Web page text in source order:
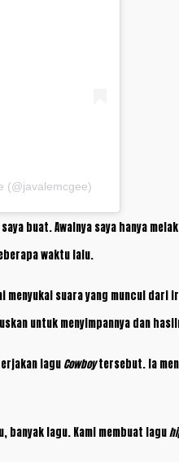
(@javalemcgee)
buat. Awalnya saya hanya
waktu lalu.
suara yang muncul dari
untuk menyimpannya dan
lagu Cowboytersebut. Ia
banyak lagu. Kami membuat lagu